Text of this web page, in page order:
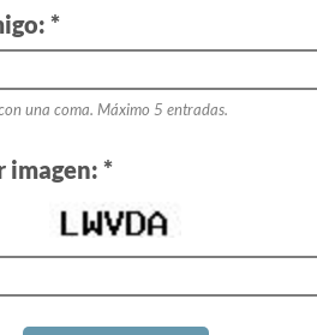
*
una coma. Máximo 5 entradas.
*